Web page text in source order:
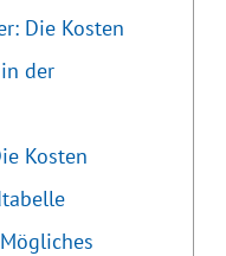
Die Kosten
der
Kosten